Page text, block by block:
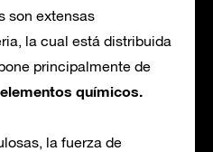
son extensas
la cual está distribuida
principalmente de
químicos.
la fuerza de